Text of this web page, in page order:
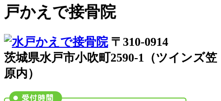
戸かえで接骨院
〒310-0914
茨城県水戸市小吹町2590-1（ツインズ笠
原内）